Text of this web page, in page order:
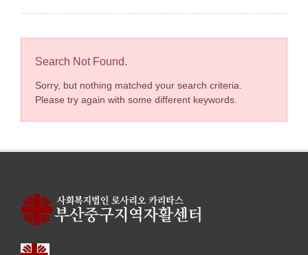
Search Not Found.
Sorry, but nothing matched your search criteria.
Please try again with some different keywords.